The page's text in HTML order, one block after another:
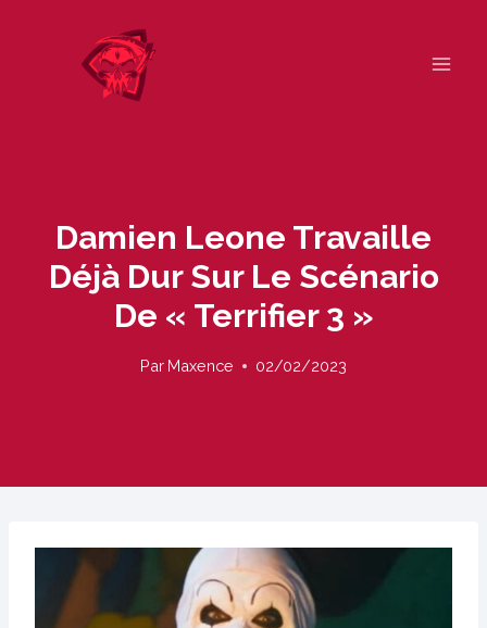
Damien Leone Travaille
Déjà Dur Sur Le Scénario
De « Terrifier 3 »
Par Maxence 02/02/2023